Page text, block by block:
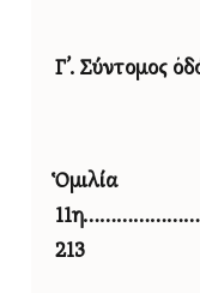
Γ’. Σύντομος
Ὁμιλία
213